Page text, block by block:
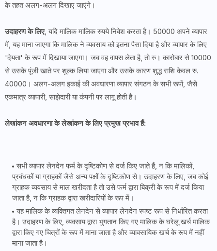
के तहत अलग-अलग दिखाए जाएंगे।
उदाहरण के लिए, यदि मालिक मालिक रुपये निवेश करता है। 50000 अपने व्यापार
में, यह माना जाएगा कि मालिक ने व्यवसाय को इतना पैसा दिया है और व्यापार के लिए
'देयता' के रूप में दिखाया जाएगा। जब वह वापस लेता है, तो रु। कारोबार से 10000
से उसके पूंजी खाते पर शुल्क लिया जाएगा और उसके कारण शुद्ध राशि केवल रु.
40000। अलग-अलग इकाई की अवधारणा व्यापार संगठन के सभी रूपों, जैसे
एकमात्र व्यापारी, साझेदारी या कंपनी पर लागू होती है।
लेखांकन अवधारणा के लेखांकन के लिए प्रमुख प्रभाव हैं:
सभी व्यापार लेनदेन फर्म के दृष्टिकोण से दर्ज किए जाते हैं, न कि मालिकों,
प्रबंधकों या ग्राहकों जैसे अन्य पक्षों के दृष्टिकोण से। उदाहरण के लिए, जब कोई
ग्राहक व्यवसाय से माल खरीदता है तो उसे फर्म द्वारा बिक्री के रूप में दर्ज किया
जाता है, न कि ग्राहक द्वारा खरीदारियों के रूप में।
यह मालिक के व्यक्तिगत लेनदेन से व्यापार लेनदेन स्पष्ट रूप से निर्धारित करता
है। उदाहरण के लिए, व्यवसाय द्वारा भुगतान किए गए मालिक के घरेलू खर्च मालिक
द्वारा किए गए चित्रों के रूप में माना जाता है और व्यावसायिक खर्च के रूप में नहीं
माना जाता है।